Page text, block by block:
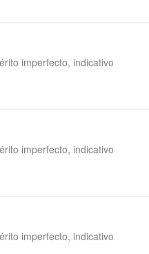
imperfecto, indicativo
imperfecto, indicativo
imperfecto, indicativo